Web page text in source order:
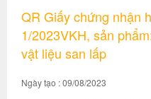
QR Giấy chứng nhận
1/2023VKH, sản
vật liệu san lấp
Ngày tạo : 09/08/2023